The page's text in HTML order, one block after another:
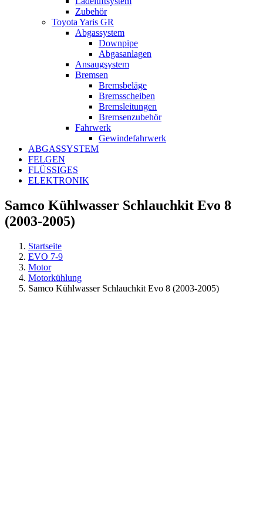
Zubehör
Toyota Yaris GR
Abgassystem
Downpipe
Abgasanlagen
Ansaugsystem
Bremsen
Bremsbeläge
Bremsscheiben
Bremsleitungen
Bremsenzubehör
Fahrwerk
Gewindefahrwerk
ABGASSYSTEM
FELGEN
FLÜSSIGES
ELEKTRONIK
Samco Kühlwasser Schlauchkit Evo 8
(2003-2005)
Startseite
EVO 7-9
Motor
Motorkühlung
Samco Kühlwasser Schlauchkit Evo 8 (2003-2005)